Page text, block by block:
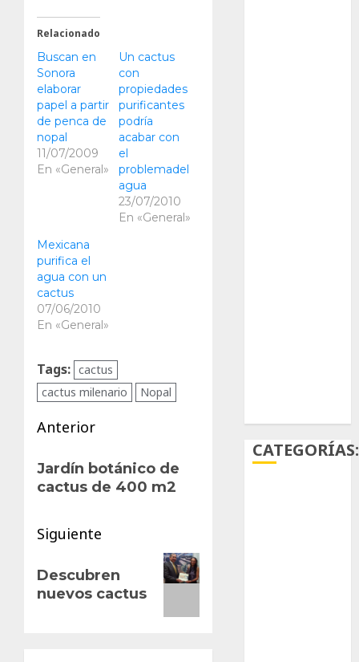
Relacionado
Buscan en
Sonora
elaborar
papel a partir
de penca de
nopal
11/07/2009
En «General»
Un cactus
con
propiedades
purificantes
podría
acabar con
el
problemadel
agua
23/07/2010
En «General»
Mexicana
purifica el
agua con un
cactus
07/06/2010
En «General»
Tags: cactus
cactus milenario
Nopal
Navegación
de
entradas
Anterior
anterior:
Jardín botánico de
cactus de 400 m2
Siguiente
entrada:
Descubren
nuevos cactus
CATEGORÍAS: